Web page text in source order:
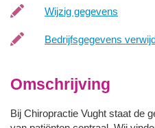
Wijzig gegevens
Bedrijfsgegevens
Omschrijving
Bij Chiropractie Vught staat de